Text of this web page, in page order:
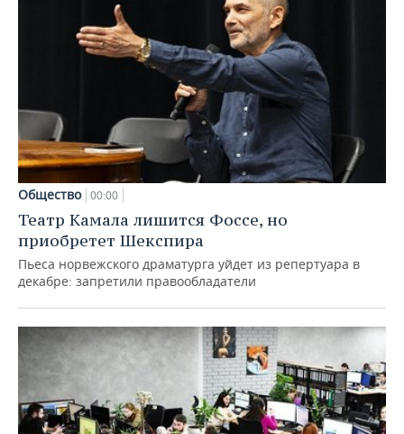
Общество 00:00
Театр Камала лишится Фоссе, но
приобретет Шекспира
Пьеса норвежского драматурга уйдет из репертуара в
декабре: запретили правообладатели